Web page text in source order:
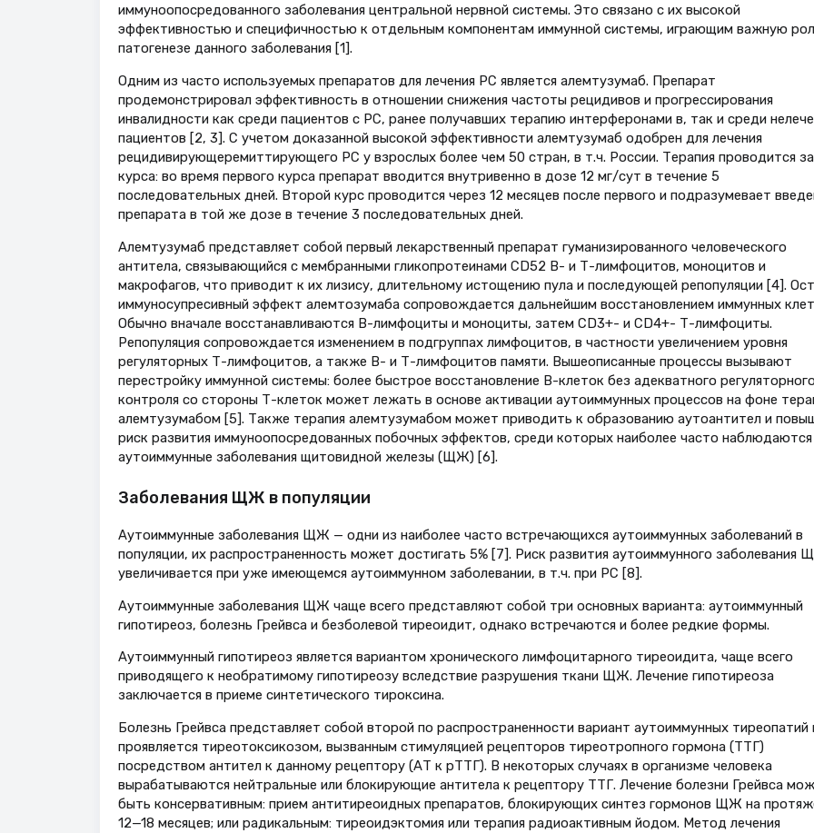
иммуноопосредованного заболевания центральной нервной системы. Это связано с их высокой
эффективностью и специфичностью к отдельным компонентам иммунной системы, играющим важную
патогенезе данного заболевания [1].
Одним из часто используемых препаратов для лечения РС является алемтузумаб. Препарат
продемонстрировал эффективность в отношении снижения частоты рецидивов и прогрессирования
инвалидности как среди пациентов с РС, ранее получавших терапию интерферонами в, так и среди
пациентов [2, 3]. С учетом доказанной высокой эффективности алемтузумаб одобрен для лечения
рецидивирующеремиттирующего РС у взрослых более чем 50 стран, в т.ч. России. Терапия проводится
курса: во время первого курса препарат вводится внутривенно в дозе 12 мг/сут в течение 5
последовательных дней. Второй курс проводится через 12 месяцев после первого и подразумевает
препарата в той же дозе в течение 3 последовательных дней.
Алемтузумаб представляет собой первый лекарственный препарат гуманизированного человеческого
антитела, связывающийся с мембранными гликопротеинами CD52 В- и Т-лимфоцитов, моноцитов и
макрофагов, что приводит к их лизису, длительному истощению пула и последующей репопуляции [4].
иммуносупресивный эффект алемтозумаба сопровождается дальнейшим восстановлением иммунных
Обычно вначале восстанавливаются В-лимфоциты и моноциты, затем CD3+- и CD4+- Т-лимфоциты.
Репопуляция сопровождается изменением в подгруппах лимфоцитов, в частности увеличением уровня
регуляторных Т-лимфоцитов, а также В- и Т-лимфоцитов памяти. Вышеописанные процессы вызывают
перестройку иммунной системы: более быстрое восстановление В-клеток без адекватного
контроля со стороны Т-клеток может лежать в основе активации аутоиммунных процессов на фоне
алемтузумабом [5]. Также терапия алемтузумабом может приводить к образованию аутоантител и
риск развития иммуноопосредованных побочных эффектов, среди которых наиболее часто наблюдаются
аутоиммунные заболевания щитовидной железы (ЩЖ) [6].
Заболевания ЩЖ в популяции
Аутоиммунные заболевания ЩЖ — одни из наиболее часто встречающихся аутоиммунных заболеваний в
популяции, их распространенность может достигать 5% [7]. Риск развития аутоиммунного заболевания
увеличивается при уже имеющемся аутоиммунном заболевании, в т.ч. при РС [8].
Аутоиммунные заболевания ЩЖ чаще всего представляют собой три основных варианта: аутоиммунный
гипотиреоз, болезнь Грейвса и безболевой тиреоидит, однако встречаются и более редкие формы.
Аутоиммунный гипотиреоз является вариантом хронического лимфоцитарного тиреоидита, чаще всего
приводящего к необратимому гипотиреозу вследствие разрушения ткани ЩЖ. Лечение гипотиреоза
заключается в приеме синтетического тироксина.
Болезнь Грейвса представляет собой второй по распространенности вариант аутоиммунных тиреопатий
проявляется тиреотоксикозом, вызванным стимуляцией рецепторов тиреотропного гормона (ТТГ)
посредством антител к данному рецептору (АТ к рТТГ). В некоторых случаях в организме человека
вырабатываются нейтральные или блокирующие антитела к рецептору ТТГ. Лечение болезни Грейвса
быть консервативным: прием антитиреоидных препаратов, блокирующих синтез гормонов ЩЖ на
12—18 месяцев; или радикальным: тиреоидэктомия или терапия радиоактивным йодом. Метод лечения